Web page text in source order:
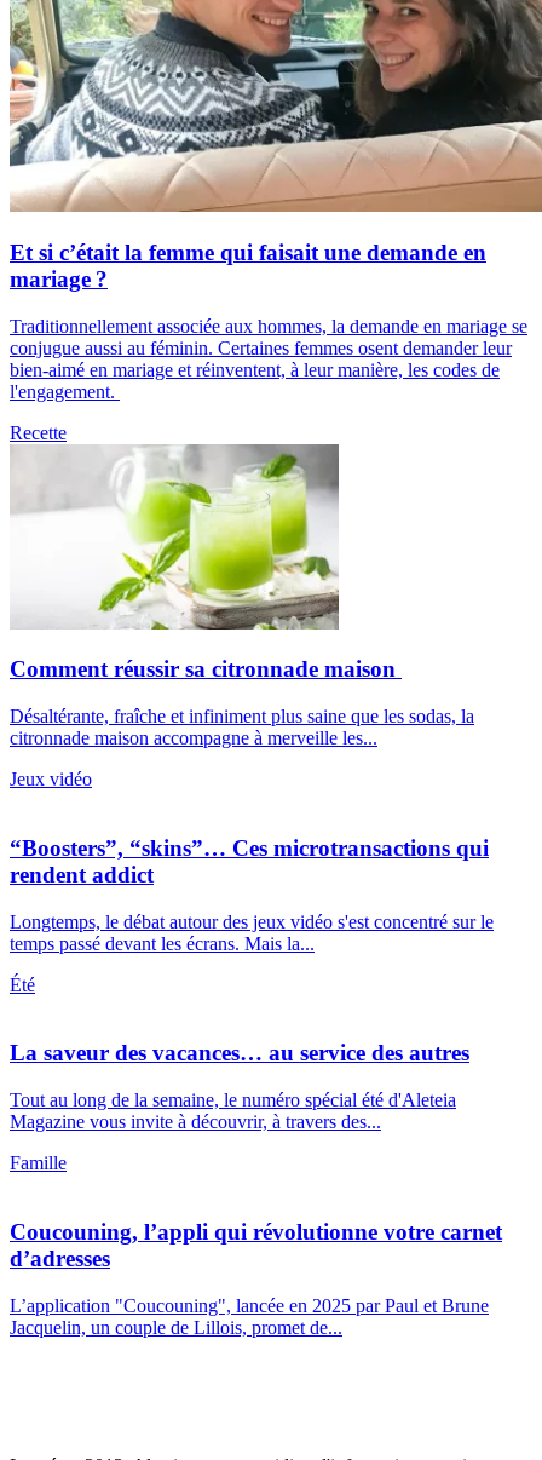
Et si c’était la femme qui faisait une demande en
mariage ?
Traditionnellement associée aux hommes, la demande en mariage se
conjugue aussi au féminin. Certaines femmes osent demander leur
bien-aimé en mariage et réinventent, à leur manière, les codes de
l'engagement.
Recette
Comment réussir sa citronnade maison
Désaltérante, fraîche et infiniment plus saine que les sodas, la
citronnade maison accompagne à merveille les...
Jeux vidéo
“Boosters”, “skins”… Ces microtransactions qui
rendent addict
Longtemps, le débat autour des jeux vidéo s'est concentré sur le
temps passé devant les écrans. Mais la...
Été
La saveur des vacances… au service des autres
Tout au long de la semaine, le numéro spécial été d'Aleteia
Magazine vous invite à découvrir, à travers des...
Famille
Coucouning, l’appli qui révolutionne votre carnet
d’adresses
L’application "Coucouning", lancée en 2025 par Paul et Brune
Jacquelin, un couple de Lillois, promet de...